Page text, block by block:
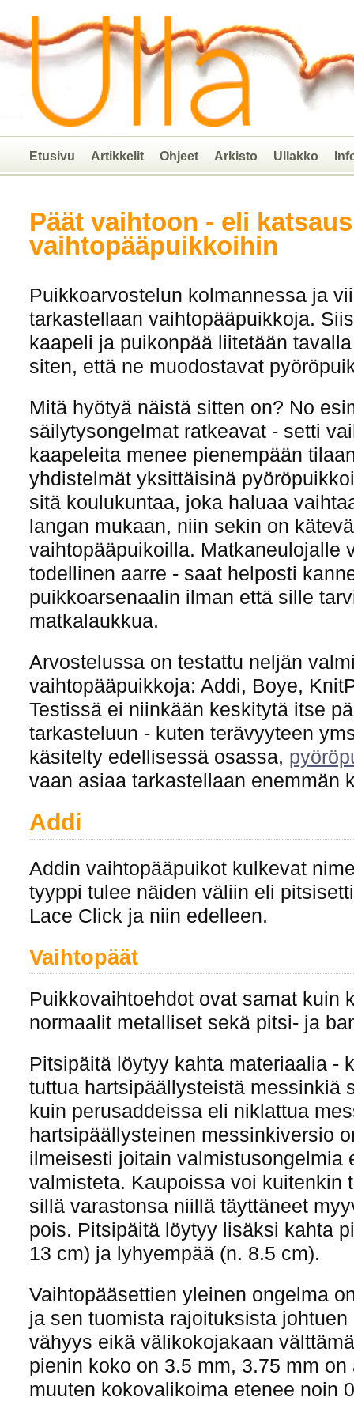
Etusivu Artikkelit Ohjeet Arkisto Ullakko
Päät vaihtoon - eli katsaus
vaihtopääpuikkoihin
Puikkoarvostelun kolmannessa ja
tarkastellaan vaihtopääpuikkoja.
kaapeli ja puikonpää liitetään
siten, että ne muodostavat
Mitä hyötyä näistä sitten on? No
säilytysongelmat ratkeavat - setti
kaapeleita menee pienempään
yhdistelmät yksittäisinä
sitä koulukuntaa, joka haluaa
langan mukaan, niin sekin on
vaihtopääpuikoilla. Matkaneulojalle
todellinen aarre - saat helposti
puikkoarsenaalin ilman että sille
matkalaukkua.
Arvostelussa on testattu neljän
vaihtopääpuikkoja: Addi, Boye,
Testissä ei niinkään keskitytä itse
tarkasteluun - kuten terävyyteen
käsitelty edellisessä osassa,
vaan asiaa tarkastellaan enemmän
Addi
Addin vaihtopääpuikot kulkevat
tyyppi tulee näiden väliin eli
Lace Click ja niin edelleen.
Vaihtopäät
Puikkovaihtoehdot ovat samat kuin
normaalit metalliset sekä pitsi- ja
Pitsipäitä löytyy kahta materiaalia -
tuttua hartsipäällysteistä messinkiä
kuin perusaddeissa eli niklattua
hartsipäällysteinen messinkiversio
ilmeisesti joitain valmistusongelmia
valmisteta. Kaupoissa voi kuitenkin
sillä varastonsa niillä täyttäneet
pois. Pitsipäitä löytyy lisäksi kahta
13 cm) ja lyhyempää (n. 8.5 cm).
Vaihtopääsettien yleinen ongelma
ja sen tuomista rajoituksista
vähyys eikä välikokojakaan
pienin koko on 3.5 mm, 3.75 mm
muuten kokovalikoima etenee noin